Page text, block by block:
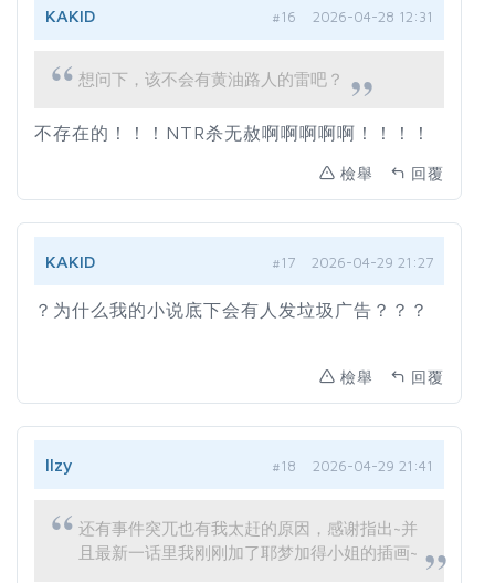
KAKID #16 2026-04-28 12:31
想问下，该不会有黄油路人的雷吧？
不存在的！！！NTR杀无赦啊啊啊啊啊！！！！
檢舉 回覆
KAKID #17 2026-04-29 21:27
？为什么我的小说底下会有人发垃圾广告？？？
檢舉 回覆
llzy #18 2026-04-29 21:41
还有事件突兀也有我太赶的原因，感谢指出~并
且最新一话里我刚刚加了耶梦加得小姐的插画~